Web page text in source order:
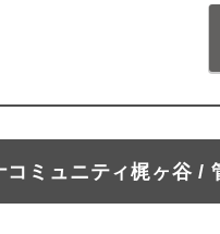
ミュニティ梶ヶ谷 /